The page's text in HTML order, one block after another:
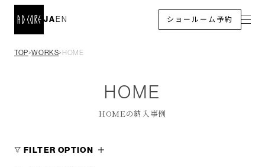
EN
JA ショールーム予約
TOP＞WORKS＞ HOME
HOME
HOMEの納入事例
FILTER OPTION